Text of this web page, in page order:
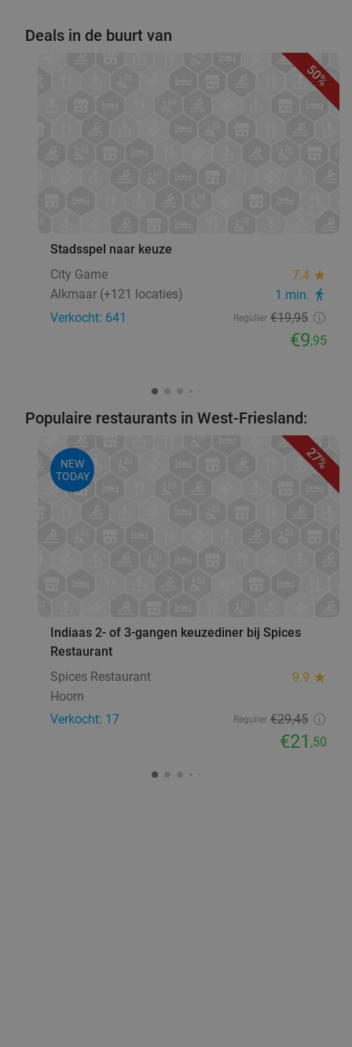
Deals in de buurt van
50%
Stadsspel naar keuze
City Game
7.4 star
Alkmaar (+121 locaties) 1 min. directions_walk
Verkocht: 641 Regulier €19,95
€9,95
Populaire restaurants in West-Friesland:
27%
NEW
TODAY
Indiaas 2- of 3-gangen keuzediner bij Spices
Restaurant
Spices Restaurant
9.9 star
Hoorn
Verkocht: 17
Regulier €29,45
€21 ,50